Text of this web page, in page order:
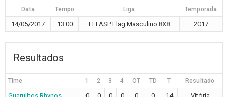
Data Tempo Liga Temporada
14/05/2017 13:00 FEFASP Flag Masculino 8X8 2017
Resultados
Time 1 2 3 4 OT TD T Resultado